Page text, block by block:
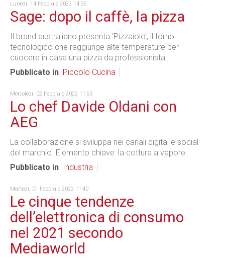
Lunedì, 14 Febbraio 2022 14:35
Sage: dopo il caffè, la pizza
Il brand australiano presenta ‘Pizzaiolo’, il forno
tecnologico che raggiunge alte temperature per
cuocere in casa una pizza da professionista.
Pubblicato in Piccolo Cucina
Mercoledì, 02 Febbraio 2022 11:53
Lo chef Davide Oldani con
AEG
La collaborazione si sviluppa nei canali digital e social
del marchio. Elemento chiave: la cottura a vapore.
Pubblicato in
Industria
Martedì, 01 Febbraio 2022 11:40
Le cinque tendenze
dell’elettronica di consumo
nel 2021 secondo
Mediaworld